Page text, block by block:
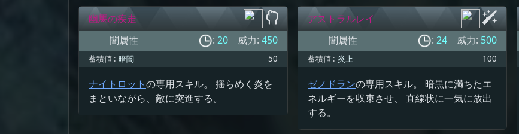
幽馬の疾走
闇属性
: 20 威力: 450
蓄積値 : 暗闇 50
ナイトロットの専用スキル。 揺らめく炎を
まといながら、敵に突進する。
アストラルレイ
闇属性
: 24 威力: 500
蓄積値 : 炎上 100
ゼノドランの専用スキル。 暗黒に満ちたエ
ネルギーを収束させ、 直線状に一気に放出
する。